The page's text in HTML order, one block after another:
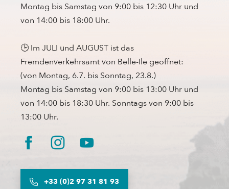
Montag bis Samstag von 9:00 bis 12:30 Uhr und
von 14:00 bis 18:00 Uhr.
🕒 Im JULI und AUGUST ist das
Fremdenverkehrsamt von Belle-Ile geöffnet:
(von Montag, 6.7. bis Sonntag, 23.8.)
Montag bis Samstag von 9:00 bis 13:00 Uhr und
von 14:00 bis 18:30 Uhr. Sonntags von 9:00 bis
13:00 Uhr.
+33 (0)2 97 31 81 93